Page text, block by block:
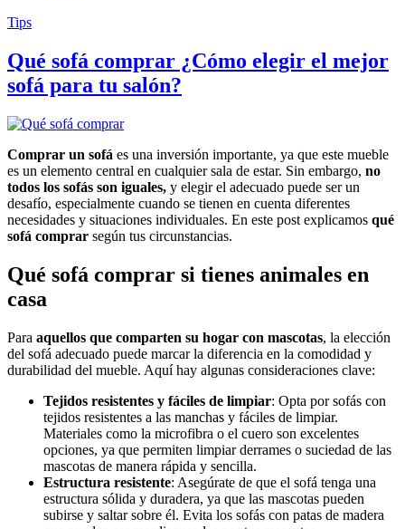
Tips
Qué sofá comprar ¿Cómo elegir el mejor
sofá para tu salón?
Comprar un sofá es una inversión importante, ya que este mueble
es un elemento central en cualquier sala de estar. Sin embargo, no
todos los sofás son iguales, y elegir el adecuado puede ser un
desafío, especialmente cuando se tienen en cuenta diferentes
necesidades y situaciones individuales. En este post explicamos qué
sofá comprar según tus circunstancias.
Qué sofá comprar si tienes animales en
casa
Para aquellos que comparten su hogar con mascotas, la elección
del sofá adecuado puede marcar la diferencia en la comodidad y
durabilidad del mueble. Aquí hay algunas consideraciones clave:
Tejidos resistentes y fáciles de limpiar: Opta por sofás con
tejidos resistentes a las manchas y fáciles de limpiar.
Materiales como la microfibra o el cuero son excelentes
opciones, ya que permiten limpiar derrames o suciedad de las
mascotas de manera rápida y sencilla.
Estructura resistente: Asegúrate de que el sofá tenga una
estructura sólida y duradera, ya que las mascotas pueden
subirse y saltar sobre él. Evita los sofás con patas de madera